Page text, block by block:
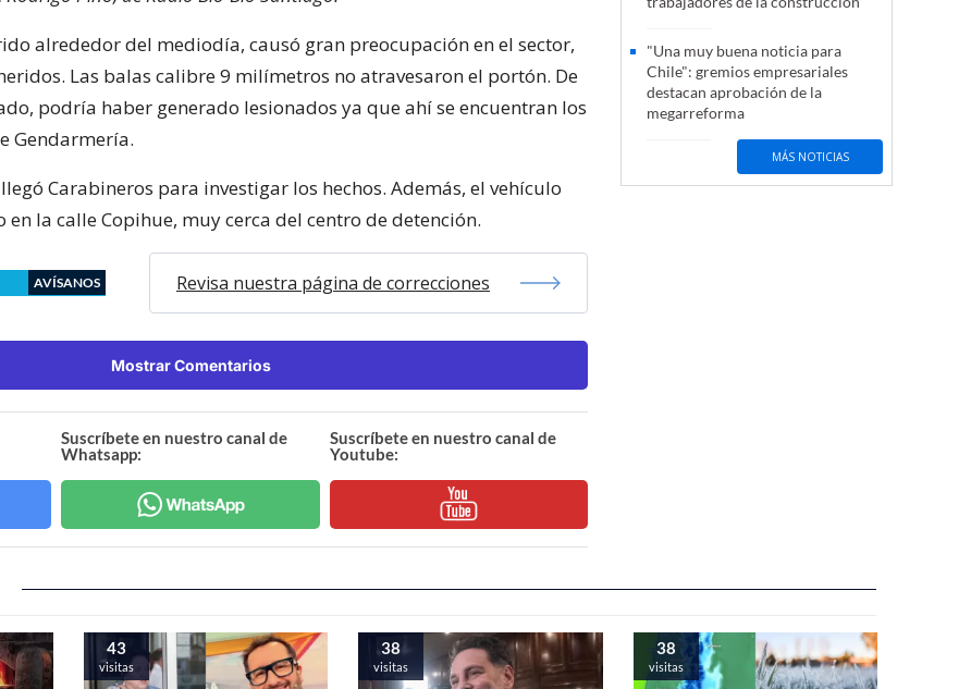
alrededor del mediodía, causó gran preocupación en el sector,
Las balas calibre 9 milímetros no atravesaron el portón. De
podría haber generado lesionados ya que ahí se encuentran los
Gendarmería.
Carabineros para investigar los hechos. Además, el vehículo
en la calle Copihue, muy cerca del centro de detención.
AVÍSANOS Revisa nuestra página de correcciones
Mostrar Comentarios
Suscríbete en nuestro canal de
Whatsapp:
Suscríbete en nuestro canal de
Youtube:
"Una muy buena noticia para
Chile": gremios empresariales
destacan aprobación de la
megarreforma
MÁS NOTICIAS
43
visitas
38
visitas
38
visitas